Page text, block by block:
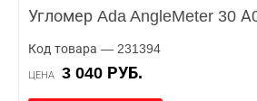
Угломер Ada AngleMeter 30
Код товара — 231394
ЦЕНА 3 040 РУБ.